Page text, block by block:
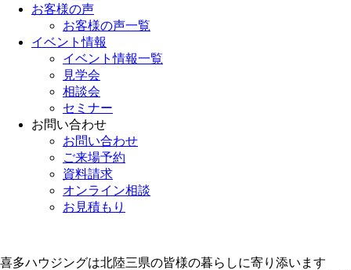
お客様の声
お客様の声一覧
イベント情報
イベント情報一覧
見学会
相談会
セミナー
お問い合わせ
お問い合わせ
ご来場予約
資料請求
オンライン相談
お見積もり
喜多ハウジングは北陸三県の皆様の暮らしに寄り添います